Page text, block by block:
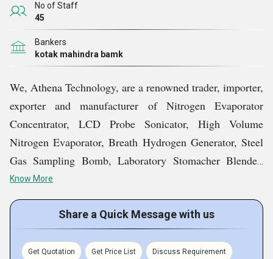
No of Staff
45
Bankers
kotak mahindra bamk
We, Athena Technology, are a renowned trader, importer,
exporter and manufacturer of Nitrogen Evaporator
Concentrator, LCD Probe Sonicator, High Volume
Nitrogen Evaporator, Breath Hydrogen Generator, Steel
Gas Sampling Bomb, Laboratory Stomacher Blender,
Column Washing Pump, SS Conical Filter Holders,
Laboratory Fume Hood, etc.
Why Us?
Know More
Share a Quick Message with us
Get Quotation Get Price List Discuss Requirement